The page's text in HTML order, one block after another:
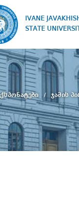
IVANE
STATE
ჯამის